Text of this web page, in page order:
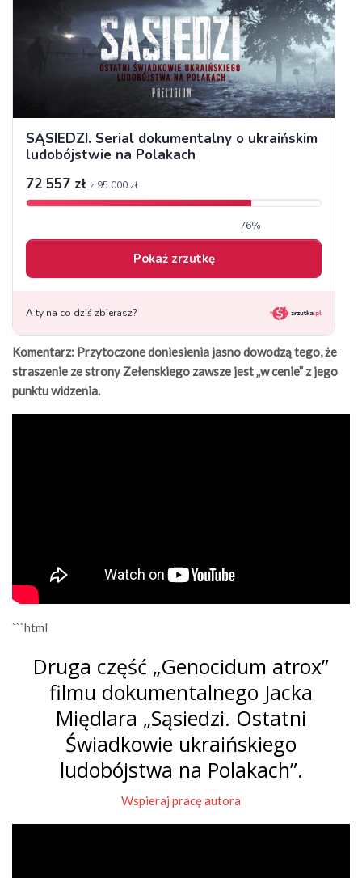
Komentarz: Przytoczone doniesienia jasno dowodzą tego, że
straszenie ze strony Zełenskiego zawsze jest „w cenie” z jego
punktu widzenia.
```html
Druga część „Genocidum atrox”
filmu dokumentalnego Jacka
Międlara „Sąsiedzi. Ostatni
Świadkowie ukraińskiego
ludobójstwa na Polakach”.
Wspieraj pracę autora